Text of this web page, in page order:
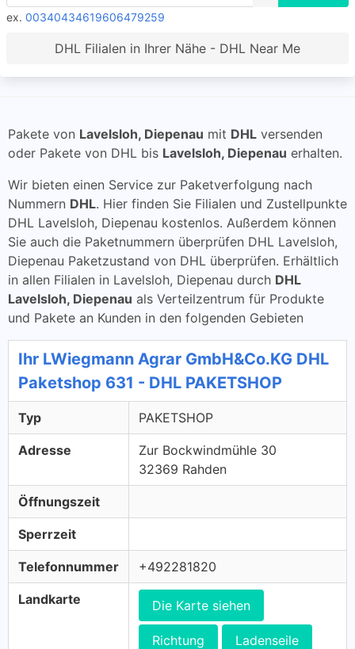
ex. 00340434619606479259
DHL Filialen in Ihrer Nähe - DHL Near Me
Pakete von Lavelsloh, Diepenau mit DHL versenden
oder Pakete von DHL bis Lavelsloh, Diepenau erhalten.
Wir bieten einen Service zur Paketverfolgung nach
Nummern DHL. Hier finden Sie Filialen und Zustellpunkte
DHL Lavelsloh, Diepenau kostenlos. Außerdem können
Sie auch die Paketnummern überprüfen DHL Lavelsloh,
Diepenau Paketzustand von DHL überprüfen. Erhältlich
in allen Filialen in Lavelsloh, Diepenau durch DHL
Lavelsloh, Diepenau als Verteilzentrum für Produkte
und Pakete an Kunden in den folgenden Gebieten
Ihr LWiegmann Agrar GmbH&Co.KG DHL
Paketshop 631 - DHL PAKETSHOP
Typ PAKETSHOP
Adresse
Zur Bockwindmühle 30
32369 Rahden
Öffnungszeit
Sperrzeit
Telefonnummer +492281820
Landkarte Die Karte siehen
Richtung Ladenseile